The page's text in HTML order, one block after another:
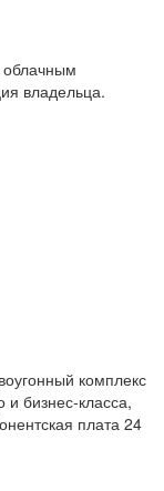
облачным
владельца.
комплекс
и бизнес-класса,
плата 24